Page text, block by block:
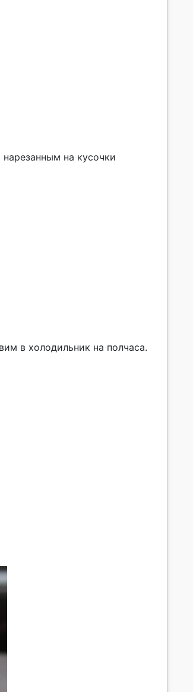
на кусочки
в холодильник на полчаса.